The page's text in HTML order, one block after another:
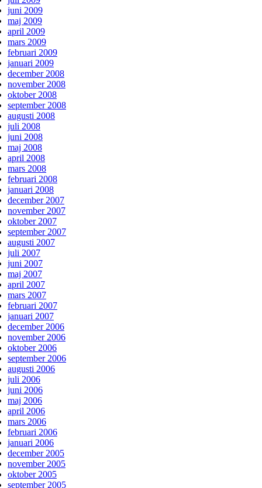
juni 2009
maj 2009
april 2009
mars 2009
februari 2009
januari 2009
december 2008
november 2008
oktober 2008
september 2008
augusti 2008
juli 2008
juni 2008
maj 2008
april 2008
mars 2008
februari 2008
januari 2008
december 2007
november 2007
oktober 2007
september 2007
augusti 2007
juli 2007
juni 2007
maj 2007
april 2007
mars 2007
februari 2007
januari 2007
december 2006
november 2006
oktober 2006
september 2006
augusti 2006
juli 2006
juni 2006
maj 2006
april 2006
mars 2006
februari 2006
januari 2006
december 2005
november 2005
oktober 2005
september 2005